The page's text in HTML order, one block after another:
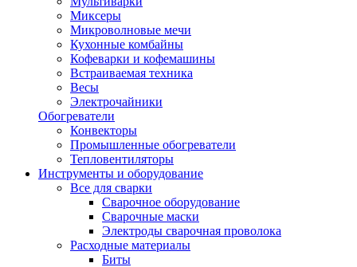
Миксеры
Микроволновые мечи
Кухонные комбайны
Кофеварки и кофемашины
Встраиваемая техника
Весы
Электрочайники
Обогреватели
Конвекторы
Промышленные обогреватели
Тепловентиляторы
Инструменты и оборудование
Все для сварки
Сварочное оборудование
Сварочные маски
Электроды сварочная проволока
Расходные материалы
Биты